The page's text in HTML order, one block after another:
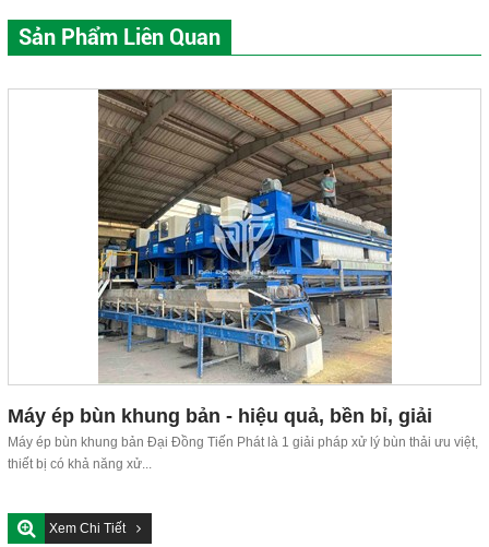
Sản Phẩm Liên Quan
Máy ép bùn khung bản - hiệu quả, bền bỉ, giải
pháp xử lý bùn ưu việt
Máy ép bùn khung bản Đại Đồng Tiến Phát là 1 giải pháp xử lý bùn thải ưu việt,
thiết bị có khả năng xử...
Xem Chi Tiết